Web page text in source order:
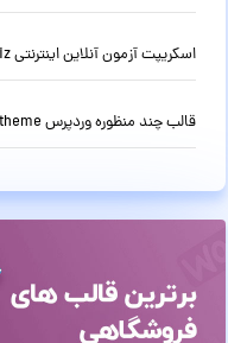
اسکریپت آزمون آنلاین اینترنتی ProQuiz نسخه 2.0.2
قالب چند منظوره وردپرس Betheme نسخه 28.5.6